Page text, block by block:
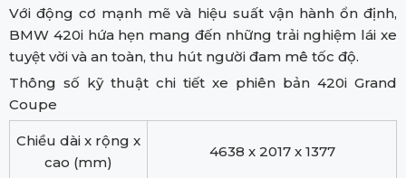
Với động cơ mạnh mẽ và hiệu suất vận hành ổn định,
BMW 420i hứa hẹn mang đến những trải nghiệm lái xe
tuyệt vời và an toàn, thu hút người đam mê tốc độ.
Thông số kỹ thuật chi tiết xe phiên bản 420i Grand
Coupe
Chiều dài x rộng x
cao (mm)
4638 x 2017 x 1377